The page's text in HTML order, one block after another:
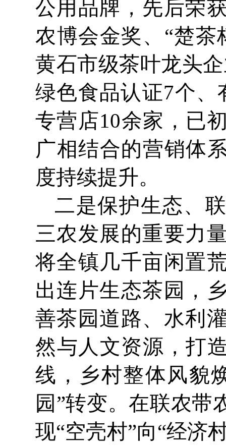
公用品牌，先后荣
农博会金奖、“楚
黄石市级茶叶龙头
绿色食品认证7个
专营店10余家，已
广相结合的营销体
度持续提升。
二是保护生态、
三农发展的重要力
将全镇几千亩闲置
出连片生态茶园，
善茶园道路、水利
然与人文资源，打
线，乡村整体风貌
园”转变。在联农带
现“空壳村”向“经济